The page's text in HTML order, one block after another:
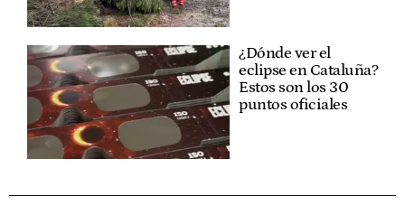
¿Dónde ver el
eclipse en Cataluña?
Estos son los 30
puntos oficiales